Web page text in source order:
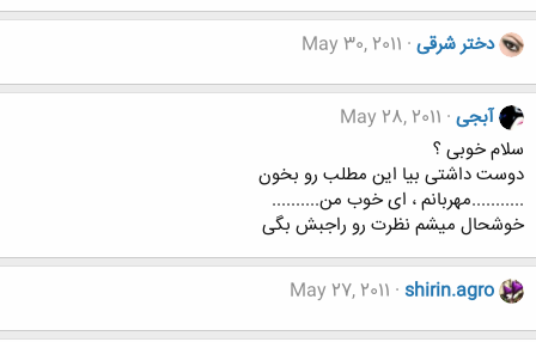
دختر شرقی May 30, 2011
آبجی May 28, 2011
سلام خوبی ؟
دوست داشتی بیا این مطلب رو بخون
...........مهربانم ، ای خوب من..........
خوشحال میشم نظرت رو راجبش بگی
shirin.agro
May 27, 2011